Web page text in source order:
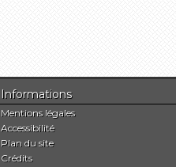
Informations
Mentions légales
Accessibilité
Plan du site
Crédits